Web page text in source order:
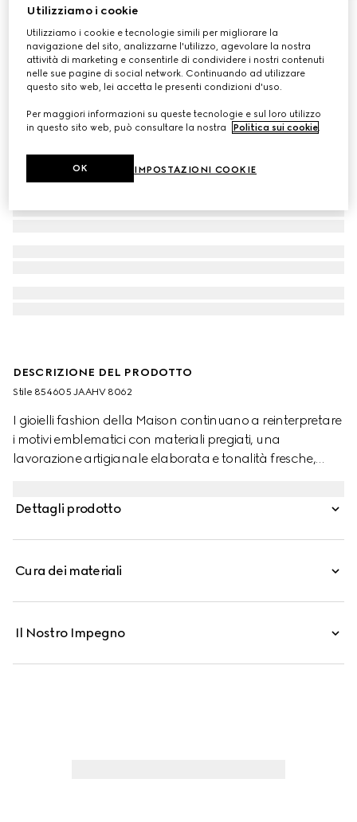
CHF 570
DESCRIZIONE DEL PRODOTTO
Stile ‎854605 JAAHV 8062
I gioielli fashion della Maison continuano a reinterpretare
i motivi emblematici con materiali pregiati, una
lavorazione artigianale elaborata e tonalità fresche,
Dettagli prodotto
Cura dei materiali
Il Nostro Impegno
Utilizziamo i cookie
Utilizziamo i cookie e tecnologie simili per migliorare la
navigazione del sito, analizzarne l'utilizzo, agevolare la nostra
attività di marketing e consentirle di condividere i nostri contenuti
nelle sue pagine di social network. Continuando ad utilizzare
questo sito web, lei accetta le presenti condizioni d'uso.
Per maggiori informazioni su queste tecnologie e sul loro utilizzo
in questo sito web, può consultare la nostra
Politica sui cookie.
IMPOSTAZIONI COOKIE
OK